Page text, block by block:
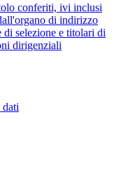
conferiti, ivi inclusi
di indirizzo
di selezione e titolari di
dirigenziali
dati